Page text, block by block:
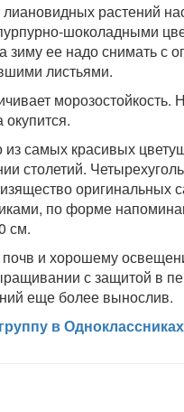
растений
шоколадными
ее надо снимать с
листьями.
окупится.
из самых красивых
столетий.
оригинальных
по форме
см.
и хорошему
с защитой в
еще более вынослив.
в Одноклассниках